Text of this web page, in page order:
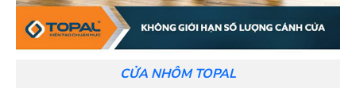
CỬA NHÔM TOPAL